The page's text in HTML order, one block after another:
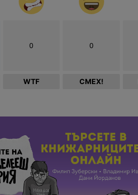
0
WTF
0
СМЕХ!